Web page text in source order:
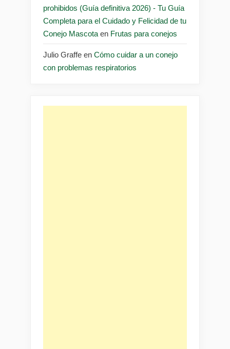
prohibidos (Guía definitiva 2026) - Tu Guía
Completa para el Cuidado y Felicidad de tu
Conejo Mascota en Frutas para conejos
Julio Graffe en Cómo cuidar a un conejo
con problemas respiratorios